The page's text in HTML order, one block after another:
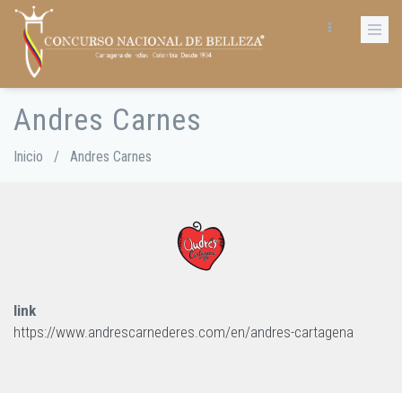
Pasar
contenido
principal
Andres Carnes
Sobrescribir
enlaces
de
Inicio / Andres Carnes
link
https://www.andrescarnederes.com/en/andres-cartagena